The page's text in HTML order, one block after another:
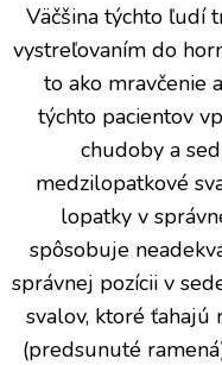
Väčšina týchto ľudí
vystreľovaním do
to ako mravčenie
týchto pacientov
chudoby a
medzilopatkové
lopatky v
spôsobuje
správnej pozícii v
svalov, ktoré ťahajú
(predsunuté